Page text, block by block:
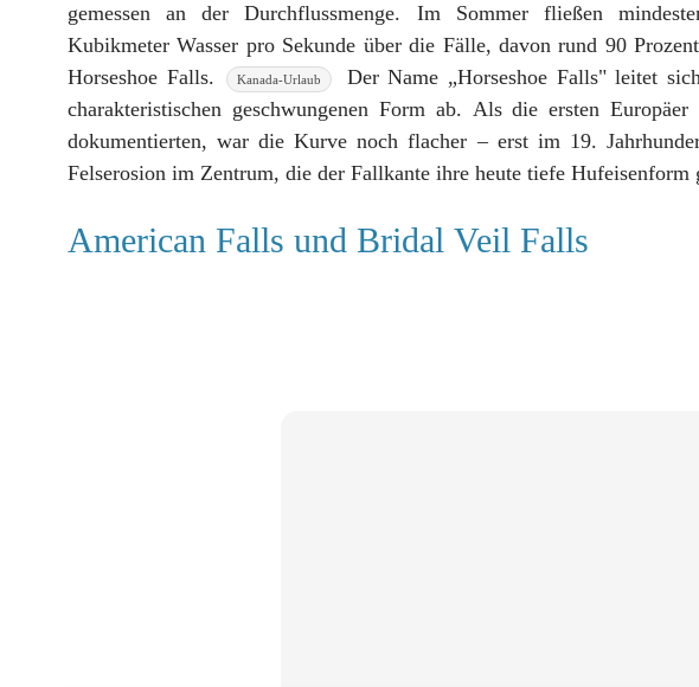
gemessen an der Durchflussmenge. Im Sommer fließen
Kubikmeter Wasser pro Sekunde über die Fälle, davon rund 90
Horseshoe Falls.
Kanada-Urlaub
Der Name „Horseshoe Falls" leitet
charakteristischen geschwungenen Form ab. Als die ersten
dokumentierten, war die Kurve noch flacher – erst im 19.
Felserosion im Zentrum, die der Fallkante ihre heute tiefe Hufeisenform
American Falls und Bridal Veil Falls